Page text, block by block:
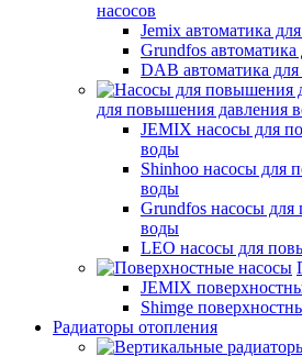
насосов
Jemix автоматика
Grundfos автоматика
DAB автоматика для
для повышения давления
JEMIX насосы для
воды
Shinhoo насосы для
воды
Grundfos насосы
воды
LEO насосы для
JEMIX
Shimge
Радиаторы отопления